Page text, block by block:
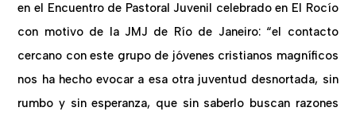
en el Encuentro de Pastoral Juvenil celebrado en El Rocío
con motivo de la JMJ de Río de Janeiro: “el contacto
cercano con este grupo de jóvenes cristianos magníficos
nos ha hecho evocar a esa otra juventud desnortada, sin
rumbo y sin esperanza, que sin saberlo buscan razones